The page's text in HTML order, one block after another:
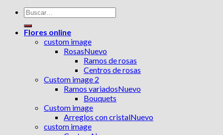
Buscar
por:
Flores online
custom image
Rosas
Ramos de rosas
Centros de rosas
Custom image 2
Ramos variados
Bouquets
Custom image
Arreglos con cristal
custom image